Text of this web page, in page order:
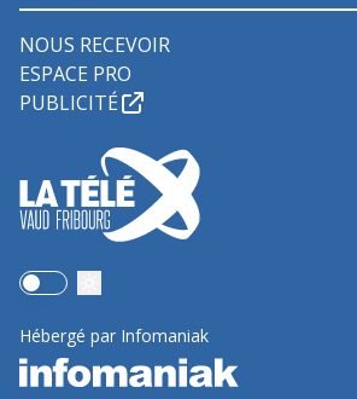
NOUS RECEVOIR
ESPACE PRO
PUBLICITÉ
Use setting
Hébergé par Infomaniak